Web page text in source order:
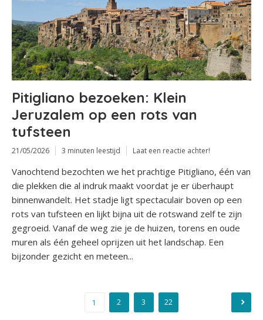
Pitigliano bezoeken: Klein
Jeruzalem op een rots van
tufsteen
21/05/2026 3 minuten leestijd Laat een reactie achter!
Vanochtend bezochten we het prachtige Pitigliano, één van
die plekken die al indruk maakt voordat je er überhaupt
binnenwandelt. Het stadje ligt spectaculair boven op een
rots van tufsteen en lijkt bijna uit de rotswand zelf te zijn
gegroeid. Vanaf de weg zie je de huizen, torens en oude
muren als één geheel oprijzen uit het landschap. Een
bijzonder gezicht en meteen...
Berichten1 2 3 22